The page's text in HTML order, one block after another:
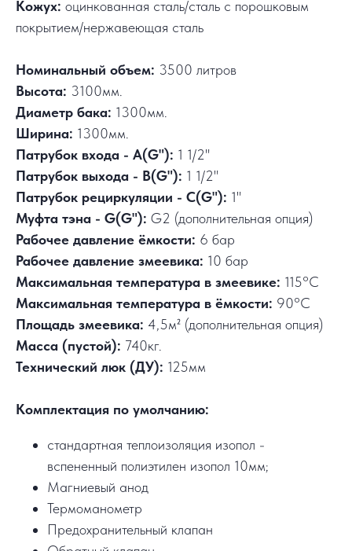
Кожух: оцинкованная сталь/сталь с порошковым
покрытием/нержавеющая сталь
Номинальный объем: 3500 литров
Высота: 3100мм.
Диаметр бака: 1300мм.
Ширина: 1300мм.
Патрубок входа - А(G"): 1 1/2"
Патрубок выхода - В(G"): 1 1/2"
Патрубок рециркуляции - С(G"): 1"
Муфта тэна - G(G"): G2 (дополнительная опция)
Рабочее давление ёмкости: 6 бар
Рабочее давление змеевика: 10 бар
Максимальная температура в змеевике: 115°C
Максимальная температура в ёмкости: 90°C
Площадь змеевика: 4,5м² (дополнительная опция)
Масса (пустой): 740кг.
Технический люк (ДУ): 125мм
Комплектация по умолчанию:
стандартная теплоизоляция изопол -
вспененный полиэтилен изопол 10мм;
Магниевый анод
Термоманометр
Предохранительный клапан